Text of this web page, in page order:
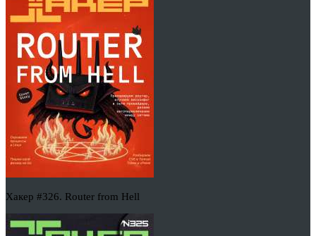
Хакер #326. Router from Hell